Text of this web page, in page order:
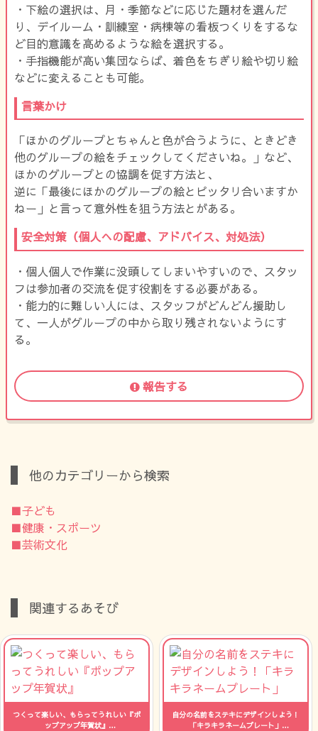
・下絵の選択は、月・季節などに応じた題材を選んだ
り、デイルーム・訓練室・病棟等の看板つくりをするな
ど目的意識を高めるような絵を選択する。
・手指機能が高い集団ならば、着色をちぎり絵や切り絵
などに変えることも可能。
言葉かけ
「ほかのグループとちゃんと色が合うように、ときどき
他のグループの絵をチェックしてくださいね。」など、
ほかのグループとの協調を促す方法と、
逆に「最後にほかのグループの絵とピッタリ合いますか
ねー」と言って意外性を狙う方法とがある。
安全対策（個人への配慮、アドバイス、対処法）
・個人個人で作業に没頭してしまいやすいので、スタッ
フは参加者の交流を促す役割をする必要がある。
・能力的に難しい人には、スタッフがどんどん援助し
て、一人がグループの中から取り残されないようにす
る。
報告する
他のカテゴリーから検索
■子ども
■健康・スポーツ
■芸術文化
関連するあそび
つくって楽しい、もらってうれしい『ポ
ップアップ年賀状』
自分の名前をステキにデザインしよう！
「キラキラネームプレート」